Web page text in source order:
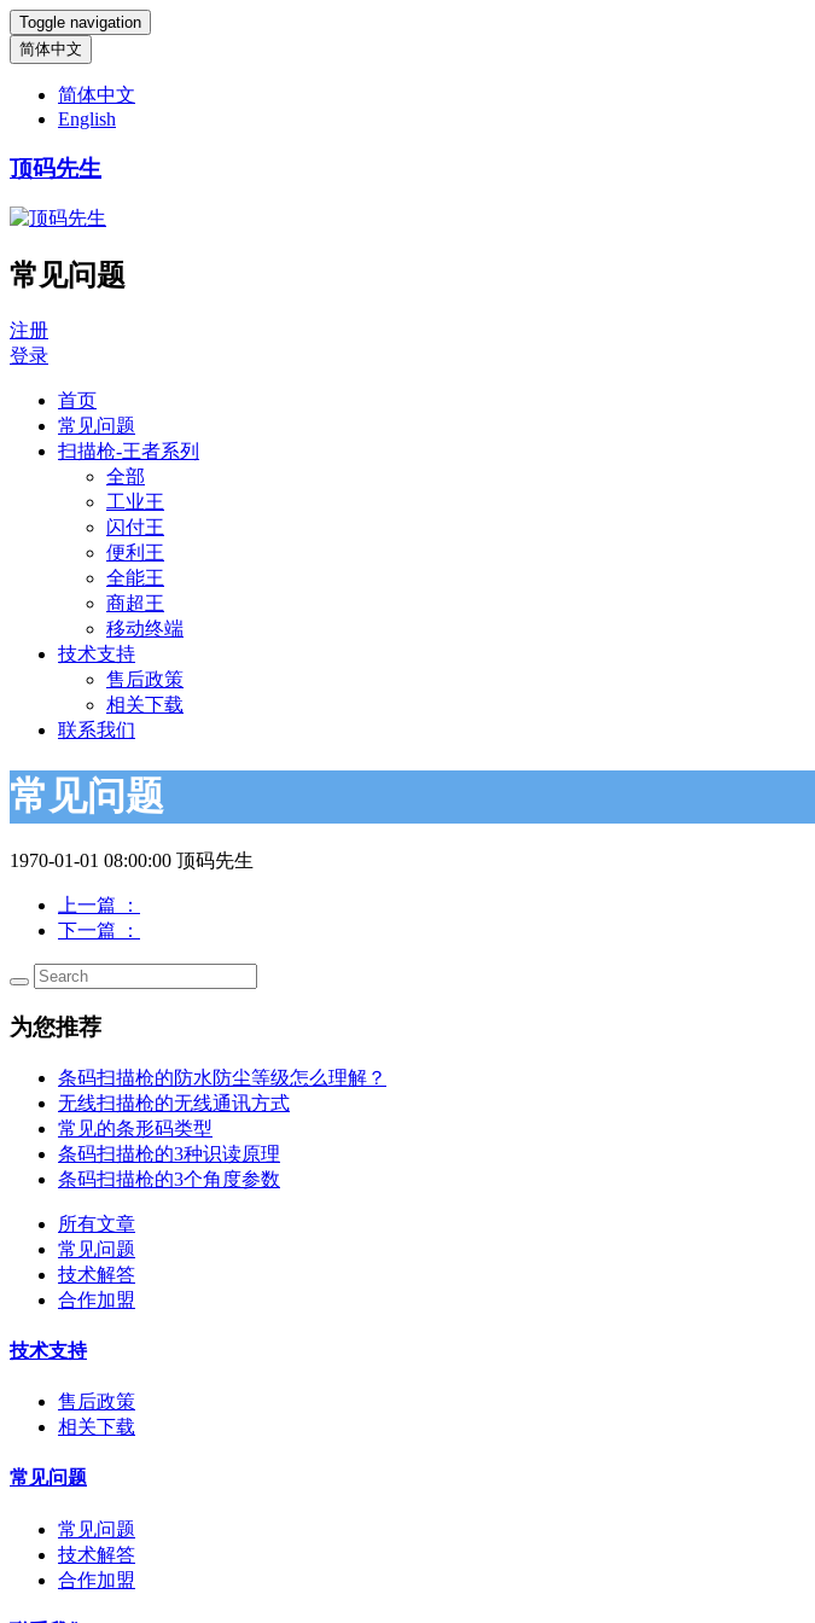
Toggle navigation
简体中文
简体中文
English
顶码先生
常见问题
注册
登录
首页
常见问题
扫描枪-王者系列
全部
工业王
闪付王
便利王
全能王
商超王
移动终端
技术支持
售后政策
相关下载
联系我们
常见问题
1970-01-01 08:00:00 顶码先生
上一篇
：
下一篇
：
为您推荐
条码扫描枪的防水防尘等级怎么理解？
无线扫描枪的无线通讯方式
常见的条形码类型
条码扫描枪的3种识读原理
条码扫描枪的3个角度参数
所有文章
常见问题
技术解答
合作加盟
技术支持
售后政策
相关下载
常见问题
常见问题
技术解答
合作加盟